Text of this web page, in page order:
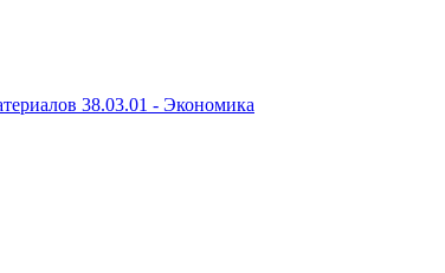
38.03.01 - Экономика